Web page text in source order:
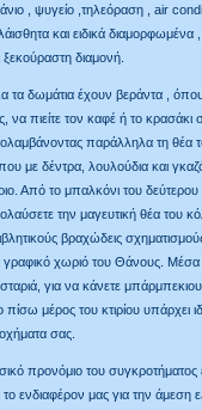
, ψυγείο ,τηλεόραση , air
και ειδικά
ξεκούραστη διαμονή.
τα δωμάτια έχουν βεράντα ,
να πιείτε τον καφέ ή το
παράλληλα τη θέα
με δέντρα, λουλούδια και
Από το μπαλκόνι του
την μαγευτική θέα του
βραχώδεις
γραφικό χωριό του Θάνους.
για να κάνετε
πίσω μέρος του κτιρίου υπάρχει
σας.
προνόμιο του συγκροτήματος
το ενδιαφέρον μας για την άμεση